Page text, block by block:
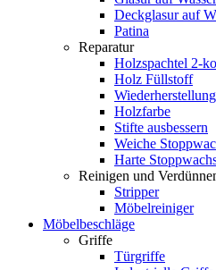
Deckglasur auf
Patina
Reparatur
Holzspachtel 2-
Holz Füllstoff
Holzfarbe
Stifte ausbessern
Weiche
Harte
Reinigen und
Stripper
Möbelreiniger
Möbelbeschläge
Griffe
Türgriffe